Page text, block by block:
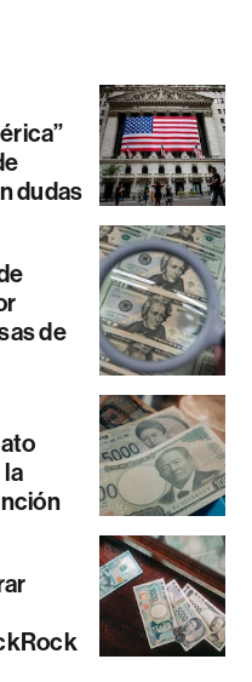
dudas
de
la